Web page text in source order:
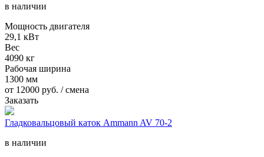
в наличии
Мощность двигателя
29,1 кВт
Вес
4090 кг
Рабочая ширина
1300 мм
от 12000 руб. / смена
Заказать
Гладковальцовый каток Ammann AV 70-2
в наличии